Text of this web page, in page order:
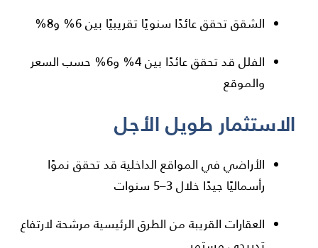
الشقق تحقق عائدًا سنويًا تقريبيًا بين 6% و8%
الفلل قد تحقق عائدًا بين 4% و6% حسب السعر
والموقع
الاستثمار طويل الأجل
الأراضي في المواقع الداخلية قد تحقق نموًا
رأسماليًا جيدًا خلال 3–5 سنوات
العقارات القريبة من الطرق الرئيسية مرشحة لارتفاع